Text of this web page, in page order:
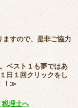
すので、是非ご協力
ベスト１も夢ではあ
日１回クリックをし
！≫